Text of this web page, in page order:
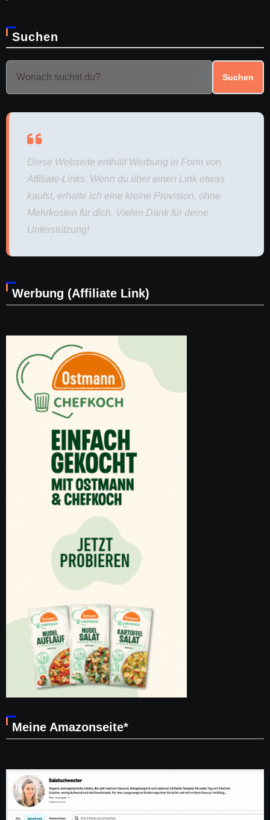
Suchen
Suchen
Diese Webseite enthält Werbung in Form von
Affiliate-Links. Wenn du über einen Link etwas
kaufst, erhalte ich eine kleine Provision, ohne
Mehrkosten für dich. Vielen Dank für deine
Unterstützung!
Werbung (Affiliate Link)
Meine Amazonseite*